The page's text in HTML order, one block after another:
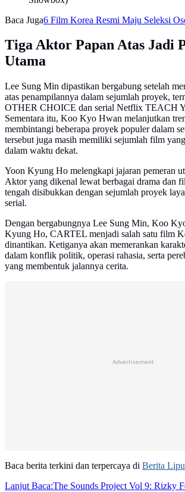
Baca Juga6 Film Korea Resmi Maju Seleksi
Tiga Aktor Papan Atas Jadi
Utama
Lee Sung Min dipastikan bergabung setelah
atas penampilannya dalam sejumlah proyek,
OTHER CHOICE dan serial Netflix TEACH
Sementara itu, Koo Kyo Hwan melanjutkan
membintangi beberapa proyek populer dalam
tersebut juga masih memiliki sejumlah film
dalam waktu dekat.
Yoon Kyung Ho melengkapi jajaran pemeran
Aktor yang dikenal lewat berbagai drama dan
tengah disibukkan dengan sejumlah proyek
serial.
Dengan bergabungnya Lee Sung Min, Koo
Kyung Ho, CARTEL menjadi salah satu film
dinantikan. Ketiganya akan memerankan
dalam konflik politik, operasi rahasia, serta
yang membentuk jalannya cerita.
Advertisement
Baca berita terkini dan terpercaya di Berita
Lanjut Baca:The Sounds Project Vol 9: Rizky